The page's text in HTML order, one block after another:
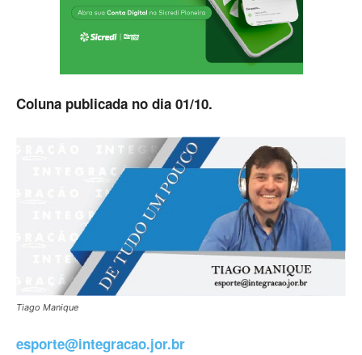
Coluna publicada no dia 01/10.
Tiago Manique
esporte@integracao.jor.br